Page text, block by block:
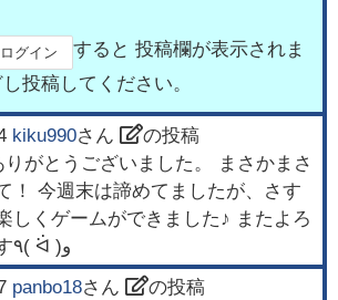
ログイン
すると 投稿欄が表示されま
投稿してください。
kiku990さん
の投稿
がとうございました。 まさかまさ
！ 今週末は諦めてましたが、さす
しくゲームができました♪ またよろ
しくお願いします٩( ᐛ )و
panbo18さん
の投稿